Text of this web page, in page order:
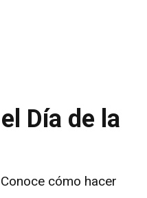
Día de la
cómo hacer